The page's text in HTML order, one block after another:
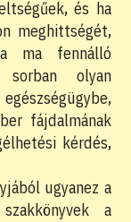
és ha
meghittségét,
ma fennálló
olyan
fájdalmának
kérdés,
ugyanez a
a